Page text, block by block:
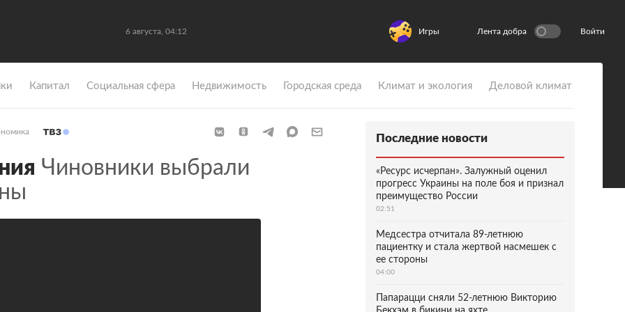
6 августа, 04:12 Игры Лента добра Войти
Капитал Социальная сфера Недвижимость Городская среда Климат и экология Деловой климат
Чиновники выбрали
Последние новости
«Ресурс исчерпан». Залужный оценил
прогресс Украины на поле боя и признал
преимущество России
02:51
Медсестра отчитала 89-летнюю
пациентку и стала жертвой насмешек с
ее стороны
04:00
Папарацци сняли 52-летнюю Викторию